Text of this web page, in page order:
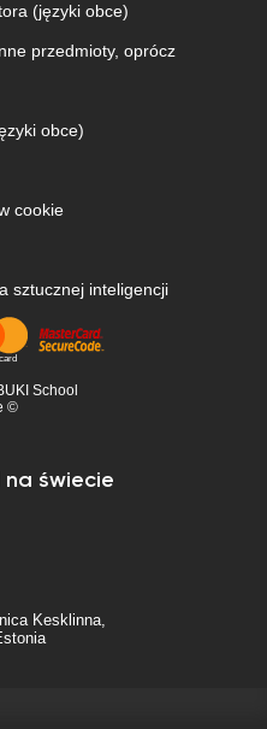
(języki obce)
przedmioty, oprócz
obce)
cookie
sztucznej inteligencji
School
©
na świecie
Kesklinna,